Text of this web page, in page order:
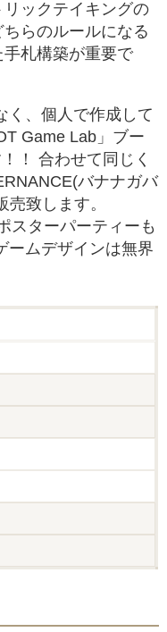
ックテイキングの
らのルールになる
札構築が重要で
く、個人で作成して
Game Lab」ブー
！ 合わせて同じく
バナナガバ
致します。
スターパーティーも
ームデザインは無界